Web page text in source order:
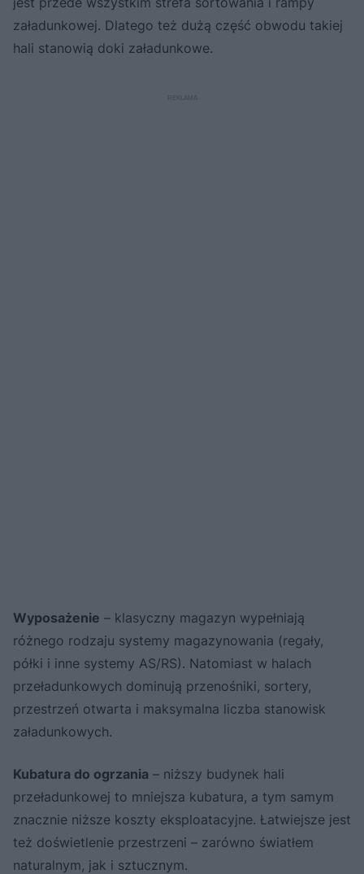
załadunkowej. Dlatego też dużą część obwodu takiej
hali stanowią doki załadunkowe.
Wyposażenie – klasyczny magazyn wypełniają
różnego rodzaju systemy magazynowania (regały,
półki i inne systemy AS/RS). Natomiast w halach
przeładunkowych dominują przenośniki, sortery,
przestrzeń otwarta i maksymalna liczba stanowisk
załadunkowych.
Kubatura do ogrzania – niższy budynek hali
przeładunkowej to mniejsza kubatura, a tym samym
znacznie niższe koszty eksploatacyjne. Łatwiejsze jest
też doświetlenie przestrzeni – zarówno światłem
naturalnym, jak i sztucznym.